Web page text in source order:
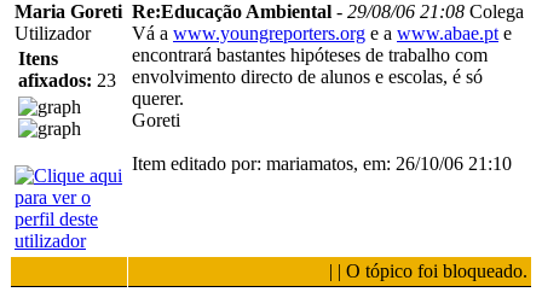
Maria Goreti
Utilizador
Itens
afixados: 23
Re:Educação Ambiental - 29/08/06 21:08 Colega
Vá a www.youngreporters.org e a www.abae.pt e
encontrará bastantes hipóteses de trabalho com
envolvimento directo de alunos e escolas, é só
querer.
Goreti
Item editado por: mariamatos, em: 26/10/06 21:10
| | O tópico foi bloqueado.